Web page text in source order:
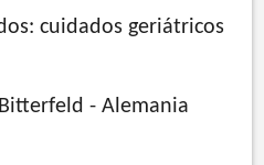
cuidados geriátricos
- Alemania